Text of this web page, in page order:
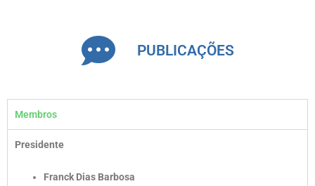
PUBLICAÇÕES
Membros
Presidente
Franck Dias Barbosa